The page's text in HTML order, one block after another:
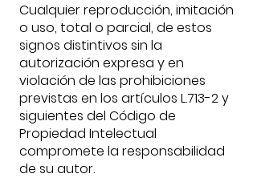
Cualquier reproducción, imitación
o uso, total o parcial, de estos
signos distintivos sin la
autorización expresa y en
violación de las prohibiciones
previstas en los artículos L.713-2 y
siguientes del Código de
Propiedad Intelectual
compromete la responsabilidad
de su autor.